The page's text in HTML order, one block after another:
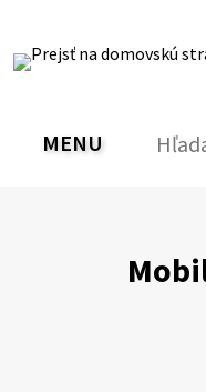
obsah
RSS MapaTlačiť
PREPNÚŤ
MENU Hľadať: